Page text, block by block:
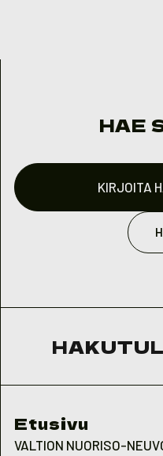
HAE
Etsi
hakusanalla:
Etusivu
VALTION NUORISO-